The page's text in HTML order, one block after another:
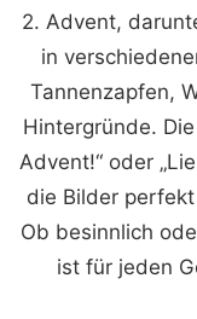
2. Advent,
in
Tannenzapfen,
Hintergründe.
Advent!“ oder
die Bilder
Ob besinnlich
ist für jeden